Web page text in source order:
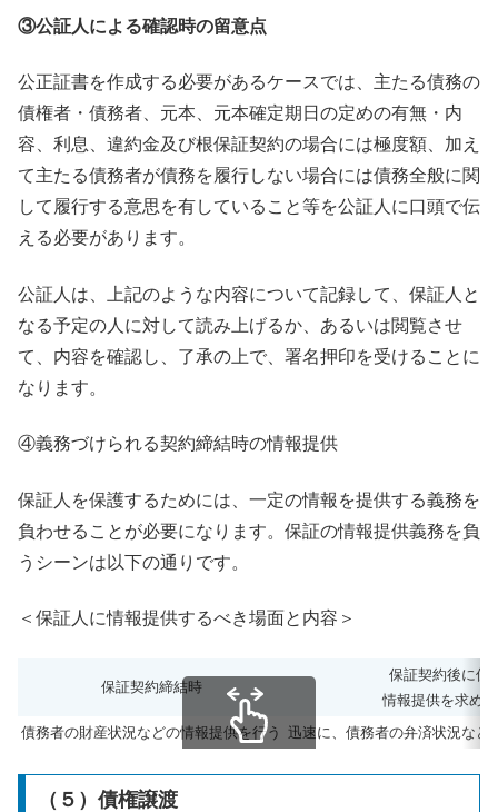
③公証人による確認時の留意点
公正証書を作成する必要があるケースでは、主たる債務の
債権者・債務者、元本、元本確定期日の定めの有無・内
容、利息、違約金及び根保証契約の場合には極度額、加え
て主たる債務者が債務を履行しない場合には債務全般に関
して履行する意思を有していること等を公証人に口頭で伝
える必要があります。
公証人は、上記のような内容について記録して、保証人と
なる予定の人に対して読み上げるか、あるいは閲覧させ
て、内容を確認し、了承の上で、署名押印を受けることに
なります。
④義務づけられる契約締結時の情報提供
保証人を保護するためには、一定の情報を提供する義務を
負わせることが必要になります。保証の情報提供義務を負
うシーンは以下の通りです。
＜保証人に情報提供するべき場面と内容＞
保証契約締結時
保証契約後に保
情報提供を求め
債務者の財産状況などの情報提供を行う 迅速に、債務者の弁済状況など
（５）債権譲渡